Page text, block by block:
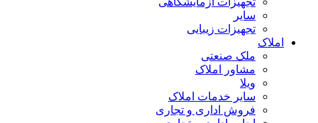
سایر
تجهیزات زیبایی
املاک
ملک صنعتی
مشاور املاک
ویلا
سایر خدمات املاک
فروش اداری و تجاری